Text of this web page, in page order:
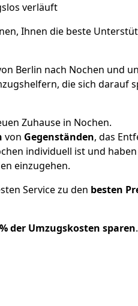
verläuft
Ihnen die beste
Berlin nach Nochen und
die sich darauf
Zuhause in Nochen.
von Gegenständen, das
individuell ist und
einzugehen.
Service zu den besten
der Umzugskosten sparen.